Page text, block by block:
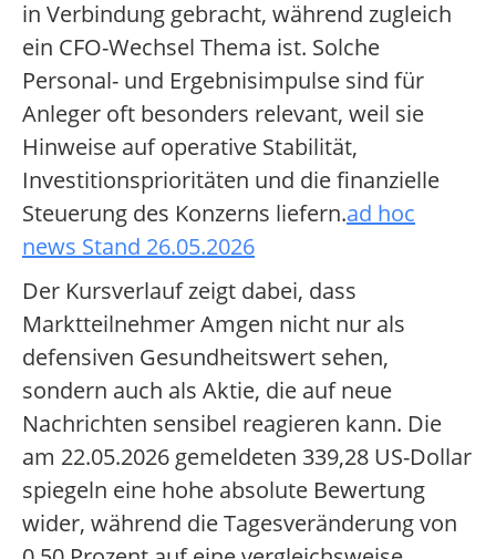
in Verbindung gebracht, während zugleich
ein CFO-Wechsel Thema ist. Solche
Personal- und Ergebnisimpulse sind für
Anleger oft besonders relevant, weil sie
Hinweise auf operative Stabilität,
Investitionsprioritäten und die finanzielle
Steuerung des Konzerns liefern.ad hoc
news Stand 26.05.2026
Der Kursverlauf zeigt dabei, dass
Marktteilnehmer Amgen nicht nur als
defensiven Gesundheitswert sehen,
sondern auch als Aktie, die auf neue
Nachrichten sensibel reagieren kann. Die
am 22.05.2026 gemeldeten 339,28 US-Dollar
spiegeln eine hohe absolute Bewertung
wider, während die Tagesveränderung von